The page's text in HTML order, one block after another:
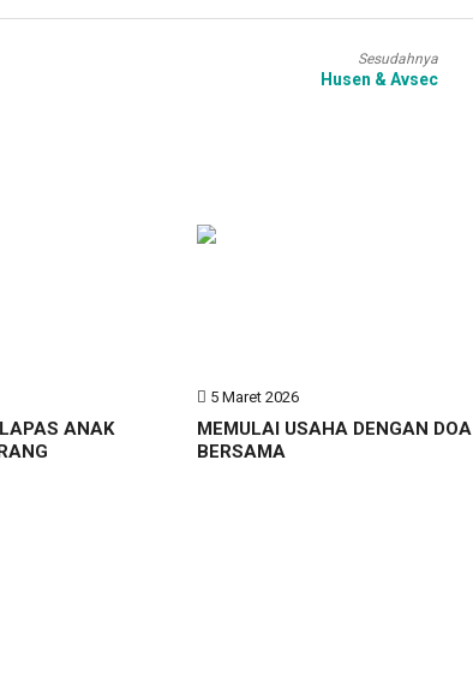
Sesudahnya
Husen & Avsec
ANAK
5 Maret 2026
MEMULAI USAHA DENGAN DOA
BERSAMA